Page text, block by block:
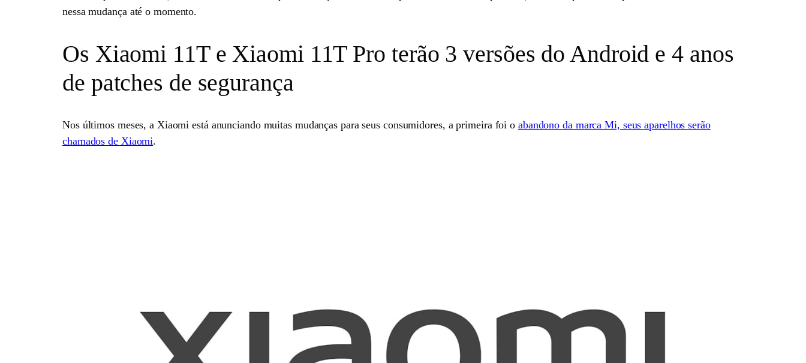
nessa mudança até o momento.
Os Xiaomi 11T e Xiaomi 11T Pro terão 3 versões do Android e 4 anos
de patches de segurança
Nos últimos meses, a Xiaomi está anunciando muitas mudanças para seus consumidores, a primeira foi o abandono da marca Mi, seus aparelhos serão
chamados de Xiaomi.